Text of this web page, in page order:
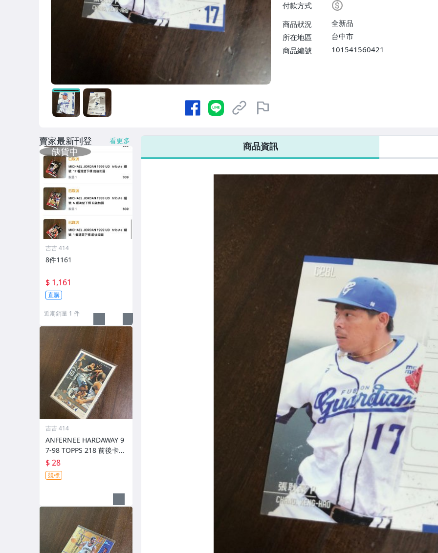
付款方式
商品狀況
全新品
所在地區
台中市
商品編號
101541560421
商品資訊
賣家最新刊登 看更多
吉吉 414
8件1161
$ 1,161
直購
近期銷量 1 件
吉吉 414
ANFERNEE HARDAWAY 9
7-98 TOPPS 218 前後卡況
如圖
$ 28
競標